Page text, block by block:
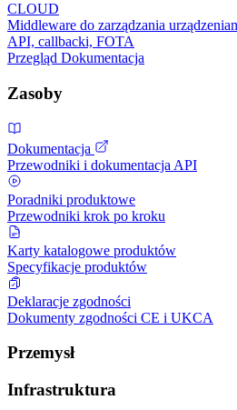
CLOUD
Middleware do zarządzania
API, callbacki, FOTA
Przegląd Dokumentacja
Zasoby
Dokumentacja
Przewodniki i dokumentacja API
Poradniki produktowe
Przewodniki krok po kroku
Karty katalogowe produktów
Specyfikacje produktów
Deklaracje zgodności
Dokumenty zgodności CE i UKCA
Przemysł
Infrastruktura